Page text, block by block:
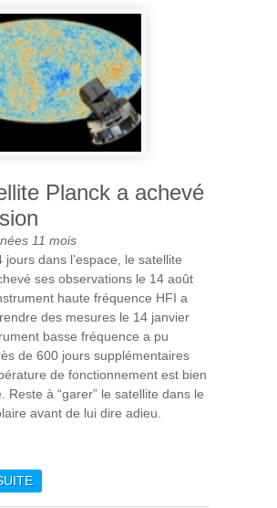
Planck a achevé
11 mois
jours dans l’espace, le satellite
ses observations le 14 août
haute fréquence HFI a
des mesures le 14 janvier
basse fréquence a pu
de 600 jours supplémentaires
de fonctionnement est bien
Reste à “garer” le satellite dans le
avant de lui dire adieu.
DE LE SATELLITE PLANCK A